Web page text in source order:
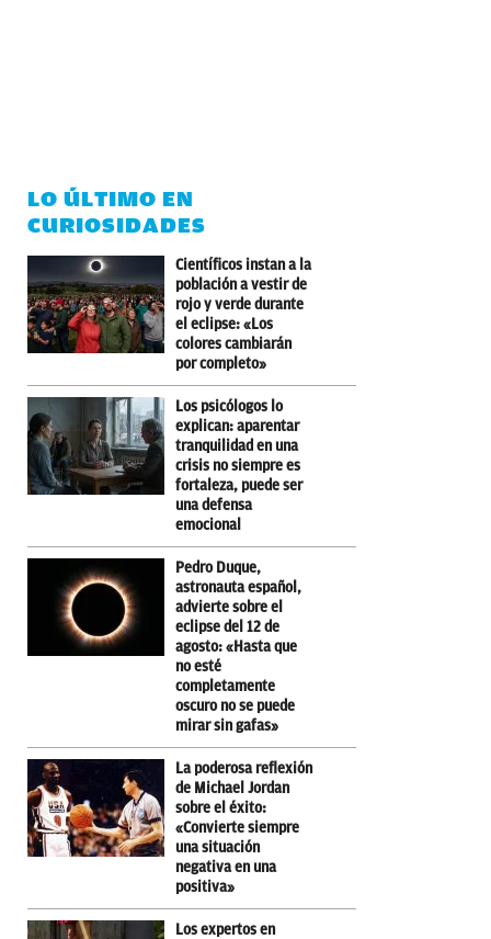
LO ÚLTIMO EN
CURIOSIDADES
Científicos instan a la
población a vestir de
rojo y verde durante
el eclipse: «Los
colores cambiarán
por completo»
Los psicólogos lo
explican: aparentar
tranquilidad en una
crisis no siempre es
fortaleza, puede ser
una defensa
emocional
Pedro Duque,
astronauta español,
advierte sobre el
eclipse del 12 de
agosto: «Hasta que
no esté
completamente
oscuro no se puede
mirar sin gafas»
La poderosa reflexión
de Michael Jordan
sobre el éxito:
«Convierte siempre
una situación
negativa en una
positiva»
Los expertos en